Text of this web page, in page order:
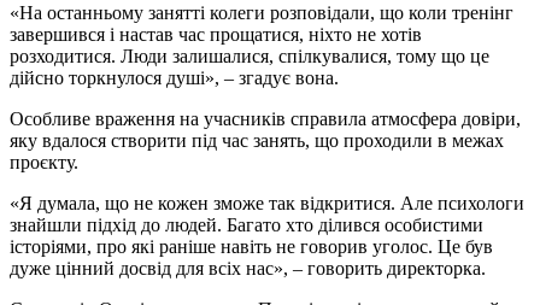
«На останньому занятті колеги розповідали, що коли тренінг
завершився і настав час прощатися, ніхто не хотів
розходитися. Люди залишалися, спілкувалися, тому що це
дійсно торкнулося душі», – згадує вона.
Особливе враження на учасників справила атмосфера довіри,
яку вдалося створити під час занять, що проходили в межах
проєкту.
«Я думала, що не кожен зможе так відкритися. Але психологи
знайшли підхід до людей. Багато хто ділився особистими
історіями, про які раніше навіть не говорив уголос. Це був
дуже цінний досвід для всіх нас», – говорить директорка.